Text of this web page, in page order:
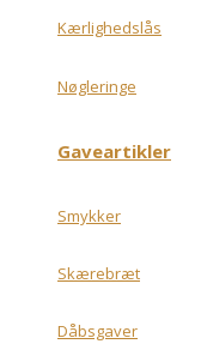
Kærlighedslås
Nøgleringe
Gaveartikler
Smykker
Skærebræt
Dåbsgaver